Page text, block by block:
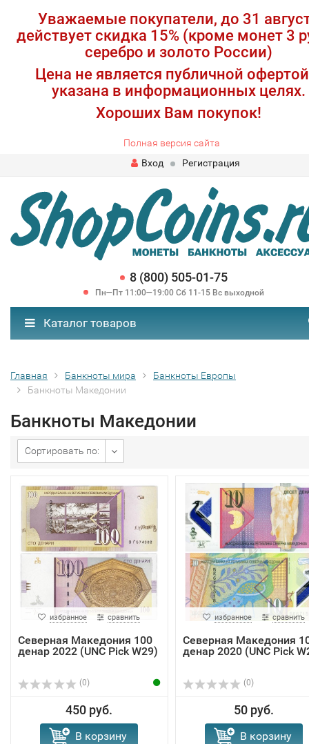
Уважаемые покупатели, до 31
действует скидка 15% (кроме монет 3
серебро и золото России)
Цена не является публичной
указана в информационных целях.
Хороших Вам покупок!
Полная версия сайта
Вход
Регистрация
8 (800) 505-01-75
Пн—Пт 11:00—19:00 Сб 11-15 Вс выходной
Каталог товаров
Главная Банкноты мира
Банкноты Европы
Банкноты Македонии
Банкноты Македонии
Сортировать по:
избранное сравнить
Северная Македония 100
денар 2022 (UNC Pick W29)
(0)
450 руб.
В корзину
избранное сравнить
Северная Македония
денар 2020 (UNC Pick
(0)
50 руб.
В корзину